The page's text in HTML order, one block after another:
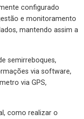
configurado
e monitoramento
mantendo assim a
semirreboques,
via software,
via GPS,
como realizar o